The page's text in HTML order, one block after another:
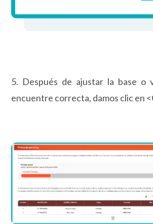
5. Después de ajustar la base o
encuentre correcta, damos clic en